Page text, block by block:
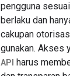
pengguna
berlaku dan
cakupan
gunakan. Akses
API harus